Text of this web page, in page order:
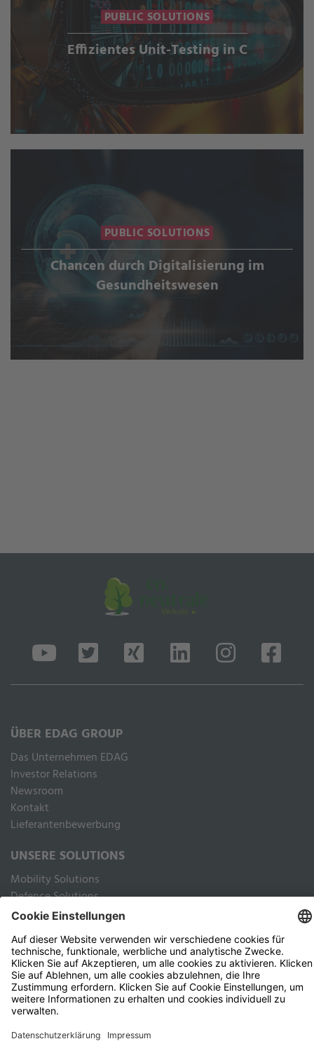
PUBLIC SOLUTIONS
Effizientes Unit-Testing in C
PUBLIC SOLUTIONS
Chancen durch Digitalisierung im
Gesundheitswesen
ÜBER EDAG GROUP
Das Unternehmen EDAG
Inves­tor Rela­ti­ons
Newsroom
Kontakt
Lieferantenbewerbung
UNSERE SOLUTIONS
Mobility Solutions
Defence Solutions
Industry Solutions
Public Solutions
RECHTLICHES
Impressum
Datenschutz Webseite
Datenschutz Kunden und Geschäftspartner
Nutzungsbedingungen